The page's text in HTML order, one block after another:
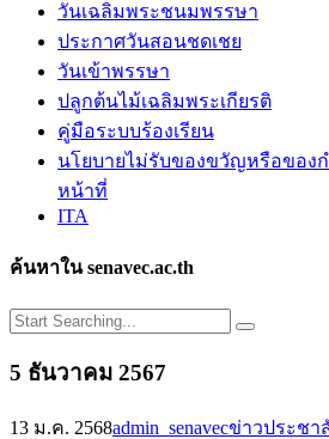
วันเฉลิมพระชนมพรรษา
ประกาศวันสอนชดเชย
วันเข้าพรรษา
ปลูกต้นไม้เฉลิมพระเกียรติ
คู่มือระบบร้องเรียน
นโยบายไม่รับของขวัญหรือของ
หน้าที่
ITA
ค้นหาใน senavec.ac.th
5 ธันวาคม 2567
13 ม.ค. 2568admin_senavecข่าวประชา